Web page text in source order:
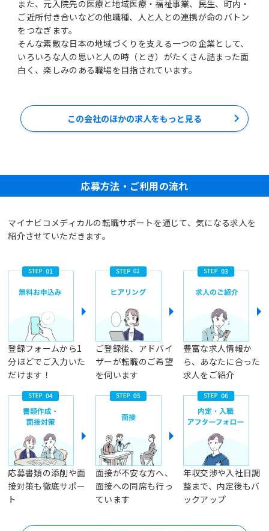
また、元入院先の医療と地域医療・福祉事業、民生、町内・
ご近所付き合いなどの他職種、人と人との連携が命のバトン
をつなぎます。
そんな素敵な日本の地域づくりを支える一つの企業として、
いろいろな人の思いと人の時（とき）がたくさん詰まった面
白く、楽しみのある職場を目指されています。
この会社のほかの求人をもっと見る
応募方法・ご利用の流れ
マイナビコメディカルの転職サポートを通じて、気になる求人を
紹介させていただきます。
登録フォームから1
分ほどでご入力いた
だけます！
ご登録後、アドバイ
ザーが転職のご希望
を伺います
豊富な求人情報か
ら、あなたに合った
求人をご紹介
応募書類の添削や面
接対策も徹底サポー
ト
面接が不安な方へ、
面接への同席も行っ
ています
年収交渉や入社日調
整まで、内定後もバ
ックアップ